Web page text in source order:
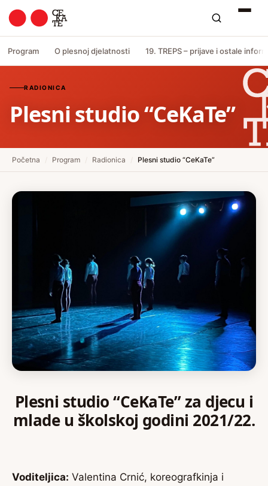
Program O plesnoj djelatnosti 19. TREPS – prijave i ostale
RADIONICA
Plesni studio “CeKaTe”
Početna Program Radionica Plesni studio “CeKaTe”
Plesni studio “CeKaTe” za djecu i
mlade u školskoj godini 2021/22.
Voditeljica: Valentina Crnić, koreografkinja i